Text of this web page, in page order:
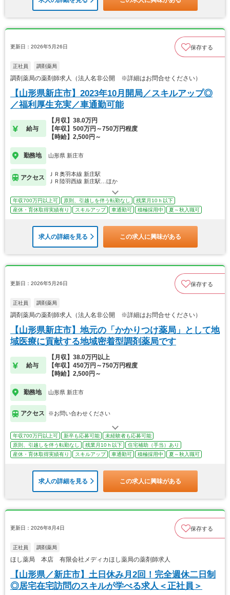
更新日：2026年5月26日 保存する
正社員 調剤薬局
調剤薬局の薬剤師求人（法人名非公開 ※詳細はお問合せください）
【山形県新庄市】2023年10月開局／スキルアップ◎
／福利厚生充実／車通勤可能
給与
【月収】38.0万円
【年収】500万円～750万円程度
【時給】2,500円～
勤務地 山形県 新庄市
アクセス
ＪＲ奥羽本線 新庄駅
ＪＲ陸羽西線 新庄駅…ほか
年収700万円以上可 原則、引越しを伴う転勤なし
残業月10ｈ以下
産休・育休取得実績有り
スキルアップ 車通勤可 積極採用中 夏～秋入職可
求人の詳細を見る この求人に興味がある
更新日：2026年5月26日 保存する
正社員 調剤薬局
調剤薬局の薬剤師求人（法人名非公開 ※詳細はお問合せください）
【山形県新庄市】地元の「かかりつけ薬局」として地
域医療に貢献する地域密着型調剤薬局です
給与
【月収】38.0万円以上
【年収】450万円～750万円程度
【時給】2,500円～
勤務地 山形県 新庄市
アクセス ※お問い合わせください
年収700万円以上可 新卒も応募可能
未経験者も応募可能
原則、引越しを伴う転勤なし
残業月10ｈ以下
住宅補助（手当）あり
産休・育休取得実績有り
スキルアップ 車通勤可 積極採用中 夏～秋入職可
求人の詳細を見る この求人に興味がある
更新日：2026年8月4日 保存する
正社員 調剤薬局
ほし薬局 本店 有限会社メディカほし薬局の薬剤師求人
【山形県／新庄市】土日休み月2回！完全週休二日制
◎居宅在宅訪問のスキルが学べる求人＜正社員＞